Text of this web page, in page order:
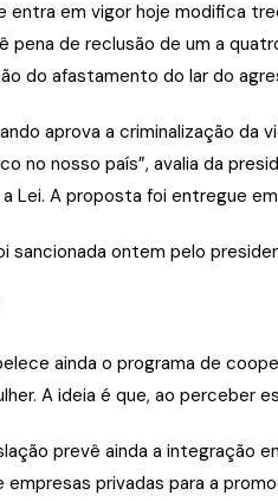
em vigor hoje modifica
pena de reclusão de um a
do afastamento do lar do
aprova a criminalização
no nosso país”, avalia da
Lei. A proposta foi entregue
sancionada ontem pelo
ainda o programa de
A ideia é que, ao perceber
prevê ainda a integração
empresas privadas para a